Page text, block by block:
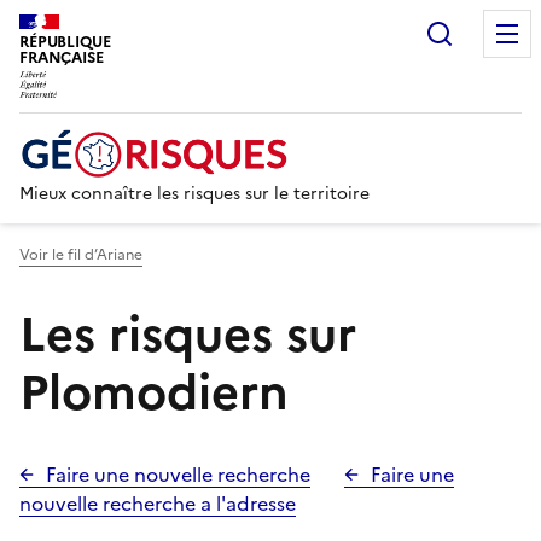
RÉPUBLIQUE
FRANÇAISE
Mieux connaître les risques sur le territoire
Voir le fil d’Ariane
Les risques sur
Plomodiern
Faire une nouvelle recherche
Faire une
nouvelle recherche a l'adresse